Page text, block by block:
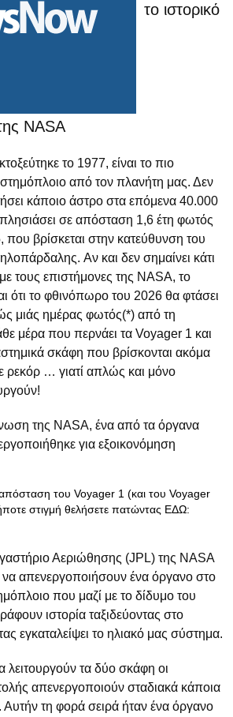
το ιστορικό
NASA
το 1977, είναι το πιο
από τον πλανήτη μας. Δεν
κάποιο άστρο στα επόμενα 40.000
πλησιάσει σε απόσταση 1,6 έτη φωτός
βρίσκεται στην κατεύθυνση του
Αν και δεν σημαίνει κάτι
τους επιστήμονες της NASA, το
ότι το φθινόπωρο του 2026 θα φτάσει
μιάς ημέρας φωτός(*) από τη
μέρα που περνάει τα Voyager 1 και
σκάφη που βρίσκονται ακόμα
ρεκόρ … γιατί απλώς και μόνο
της NASA, ένα από τα όργανα
για εξοικονόμηση
απόσταση του Voyager 1 (και του Voyager
στιγμή θελήσετε πατώντας ΕΔΩ:
Αεριώθησης (JPL) της NASA
να απενεργοποιήσουν ένα όργανο στο
που μαζί με το δίδυμο του
ιστορία ταξιδεύοντας στο
εγκαταλείψει το ηλιακό μας σύστημα.
λειτουργούν τα δύο σκάφη οι
απενεργοποιούν σταδιακά κάποια
τη φορά σειρά ήταν ένα όργανο